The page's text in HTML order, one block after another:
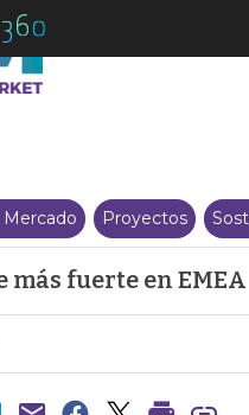
Avnet se hace más
Proyectos
más fuerte en EMEA